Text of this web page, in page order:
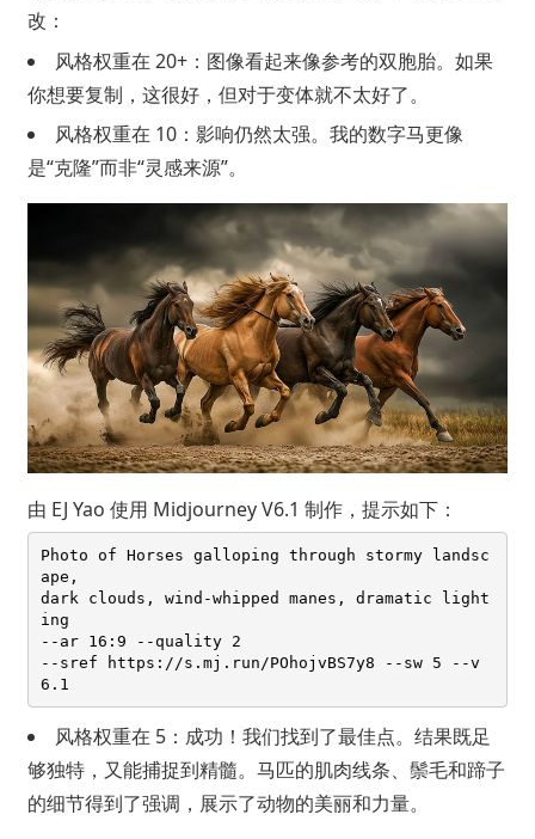
改：
风格权重在 20+：图像看起来像参考的双胞胎。如果
你想要复制，这很好，但对于变体就不太好了。
风格权重在 10：影响仍然太强。我的数字马更像
是“克隆”而非“灵感来源”。
由 EJ Yao 使用 Midjourney V6.1 制作，提示如下：
Photo of Horses galloping through stormy landsc
ape,
dark clouds, wind-whipped manes, dramatic light
ing
--ar 16:9 --quality 2
--sref https://s.mj.run/POhojvBS7y8 --sw 5 --v
风格权重在 5：成功！我们找到了最佳点。结果既足
够独特，又能捕捉到精髓。马匹的肌肉线条、鬃毛和蹄子
的细节得到了强调，展示了动物的美丽和力量。